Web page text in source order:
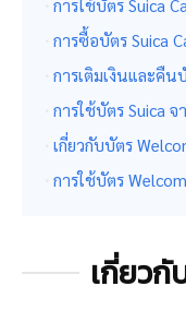
การใช้บัตร Suica
การซื้อบัตร Suica
การเติมเงินและคืน
การใช้บัตร Suica
เกี่ยวกับบัตร
การใช้บัตร
เกี่ยวกั